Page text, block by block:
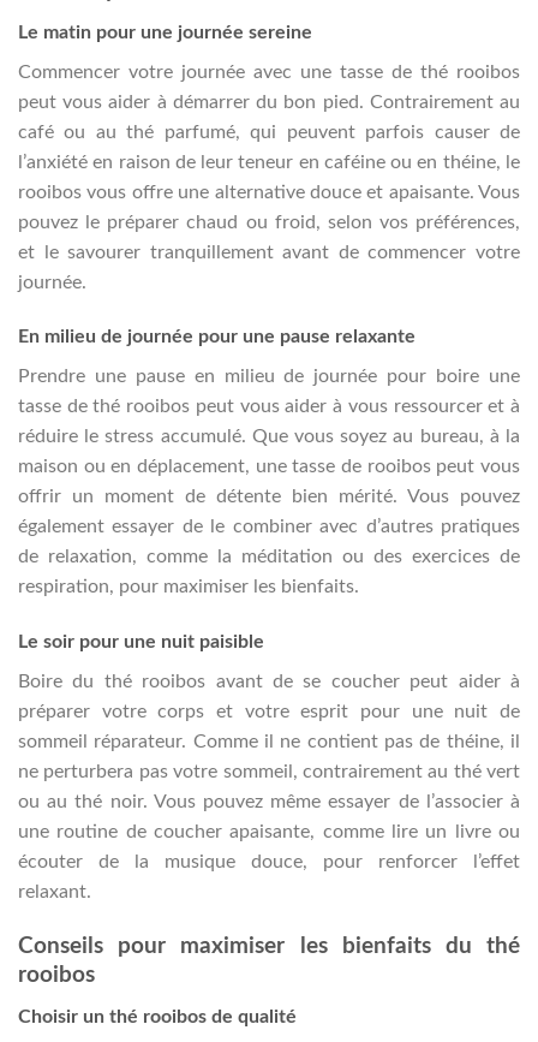
Le matin pour une journée sereine
Commencer votre journée avec une tasse de thé rooibos
peut vous aider à démarrer du bon pied. Contrairement au
café ou au thé parfumé, qui peuvent parfois causer de
l’anxiété en raison de leur teneur en caféine ou en théine, le
rooibos vous offre une alternative douce et apaisante. Vous
pouvez le préparer chaud ou froid, selon vos préférences,
et le savourer tranquillement avant de commencer votre
journée.
En milieu de journée pour une pause relaxante
Prendre une pause en milieu de journée pour boire une
tasse de thé rooibos peut vous aider à vous ressourcer et à
réduire le stress accumulé. Que vous soyez au bureau, à la
maison ou en déplacement, une tasse de rooibos peut vous
offrir un moment de détente bien mérité. Vous pouvez
également essayer de le combiner avec d’autres pratiques
de relaxation, comme la méditation ou des exercices de
respiration, pour maximiser les bienfaits.
Le soir pour une nuit paisible
Boire du thé rooibos avant de se coucher peut aider à
préparer votre corps et votre esprit pour une nuit de
sommeil réparateur. Comme il ne contient pas de théine, il
ne perturbera pas votre sommeil, contrairement au thé vert
ou au thé noir. Vous pouvez même essayer de l’associer à
une routine de coucher apaisante, comme lire un livre ou
écouter de la musique douce, pour renforcer l’effet
relaxant.
Conseils pour maximiser les bienfaits du thé
rooibos
Choisir un thé rooibos de qualité